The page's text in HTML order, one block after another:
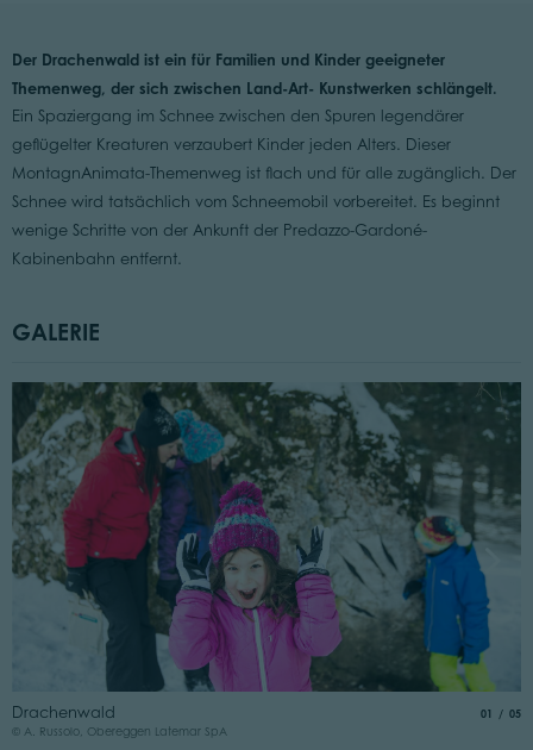
Der Drachenwald ist ein für Familien und Kinder geeigneter
Themenweg, der sich zwischen Land-Art- Kunstwerken schlängelt.
Ein Spaziergang im Schnee zwischen den Spuren legendärer
geflügelter Kreaturen verzaubert Kinder jeden Alters. Dieser
MontagnAnimata-Themenweg ist flach und für alle zugänglich. Der
Schnee wird tatsächlich vom Schneemobil vorbereitet. Es beginnt
wenige Schritte von der Ankunft der Predazzo-Gardoné-
Kabinenbahn entfernt.
GALERIE
Drachenwald
© A. Russolo, Obereggen Latemar SpA
01 von
05